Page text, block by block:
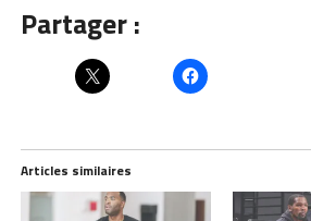
Partager :
Articles similaires